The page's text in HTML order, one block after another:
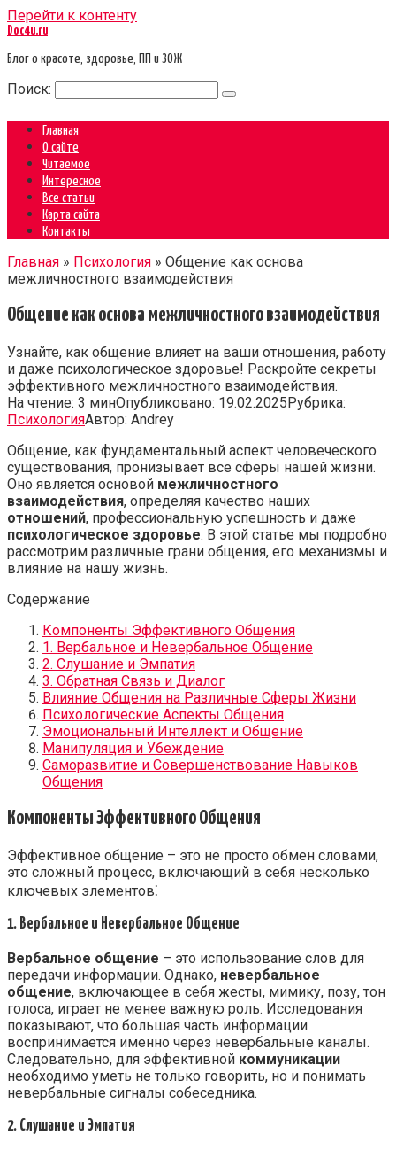
Перейти к контенту
Doc4u.ru
Блог о красоте, здоровье, ПП и ЗОЖ
Поиск:
Главная
О сайте
Читаемое
Интересное
Все статьи
Карта сайта
Контакты
Главная » Психология » Общение как основа
межличностного взаимодействия
Общение как основа межличностного взаимодействия
Узнайте, как общение влияет на ваши отношения, работу
и даже психологическое здоровье! Раскройте секреты
эффективного межличностного взаимодействия.
На чтение: 3 минОпубликовано: 19.02.2025Рубрика:
ПсихологияАвтор: Andrey
Общение, как фундаментальный аспект человеческого
существования, пронизывает все сферы нашей жизни.
Оно является основой межличностного
взаимодействия, определяя качество наших
отношений, профессиональную успешность и даже
психологическое здоровье. В этой статье мы подробно
рассмотрим различные грани общения, его механизмы и
влияние на нашу жизнь.
Содержание
Компоненты Эффективного Общения
1. Вербальное и Невербальное Общение
2. Слушание и Эмпатия
3. Обратная Связь и Диалог
Влияние Общения на Различные Сферы Жизни
Психологические Аспекты Общения
Эмоциональный Интеллект и Общение
Манипуляция и Убеждение
Саморазвитие и Совершенствование Навыков
Общения
Компоненты Эффективного Общения
Эффективное общение – это не просто обмен словами,
это сложный процесс, включающий в себя несколько
ключевых элементов⁚
1. Вербальное и Невербальное Общение
Вербальное общение – это использование слов для
передачи информации. Однако, невербальное
общение, включающее в себя жесты, мимику, позу, тон
голоса, играет не менее важную роль. Исследования
показывают, что большая часть информации
воспринимается именно через невербальные каналы.
Следовательно, для эффективной коммуникации
необходимо уметь не только говорить, но и понимать
невербальные сигналы собеседника.
2. Слушание и Эмпатия